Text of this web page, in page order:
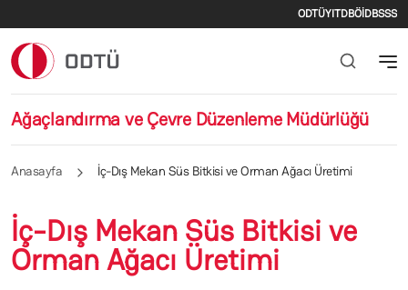
İkincil
ODTÜYITDBÖİDBSSS
Ağaçlandırma ve Çevre Düzenleme Müdürlüğü
Anasayfa İç-Dış Mekan Süs Bitkisi ve Orman Ağacı Üretimi
İç-Dış Mekan Süs Bitkisi ve
Orman Ağacı Üretimi